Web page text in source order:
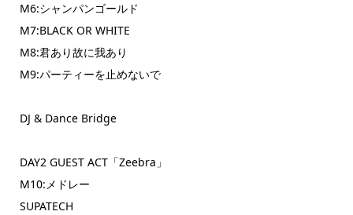
M6:シャンパンゴールド
M7:BLACK OR WHITE
M8:君あり故に我あり
M9:パーティーを止めないで
DJ & Dance Bridge
DAY2 GUEST ACT「Zeebra」
M10:メドレー
SUPATECH